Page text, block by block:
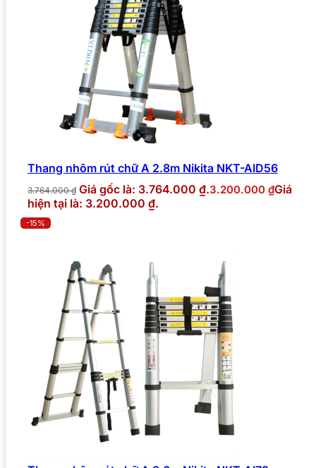
Thang nhôm rút chữ A 2.8m Nikita NKT-AID56
3.764.000₫ Giá gốc là: 3.764.000 ₫.3.200.000 ₫Giá
hiện tại là: 3.200.000 ₫.
-15%